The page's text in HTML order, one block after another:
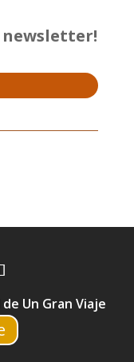
newsletter!
Un Gran Viaje